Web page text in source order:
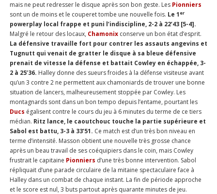
mais ne peut redresser le disque après son bon geste. Les Pionniers
sont un de moins et le couperet tombe une nouvelle fois. Le 1 er
powerplay local frappe et puni l’indiscipline, 2-2 à 22’43 [5-4].
Malgré le retour des locaux, Chamonix conserve un bon état d’esprit.
La défensive travaille fort pour contrer les assauts angevins et
Tugnutt qui venait de gratter le disque à sa bleue défensive
prenait de vitesse la défense et battait Cowley en échappée, 3-
2 à 25’36. Halley donne des sueurs froides à la défense visiteuse avant
qu’un 3 contre 2 ne permettent aux chamoniards de trouver une bonne
situation de lancers, malheureusement stoppée par Cowley. Les
montagnards sont dans un bon tempo depuis l’entame, pourtant les
Ducs égalisent contre le cours du jeu à 6 minutes du terme de ce tiers
médian. Ritz lance, le caoutchouc touche la partie supérieure et
Sabol est battu, 3-3 à 33’51. Ce match est d’un très bon niveau en
terme d’intensité. Masson obtient une nouvelle très grosse chance
après un beau travail de ses coéquipiers dans le coin, mais Cowley
frustrait le capitaine Pionniers d’une très bonne intervention. Sabol
répliquait d’une parade circulaire de la mitaine spectaculaire face à
Halley dans un combat de chaque instant. La fin de période approche
et le score est nul, 3 buts partout après quarante minutes de jeu.